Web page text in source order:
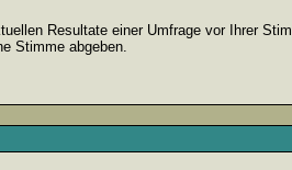
Resultate einer Umfrage vor Ihrer
Stimme abgeben.